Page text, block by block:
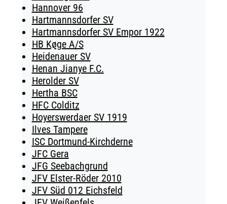
Hannover 96
Hartmannsdorfer SV
Hartmannsdorfer SV Empor 1922
HB Køge A/S
Heidenauer SV
Henan Jianye F.C.
Herolder SV
Hertha BSC
HFC Colditz
Hoyerswerdaer SV 1919
Ilves Tampere
ISC Dortmund-Kirchderne
JFC Gera
JFG Seebachgrund
JFV Elster-Röder 2010
JFV Süd 012 Eichsfeld